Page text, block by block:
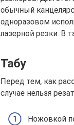
обычный
одноразовом
лазерной резки. В
Табу
Перед тем, как
случае нельзя
Ножовкой